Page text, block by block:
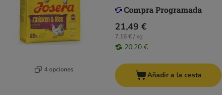
4 opciones
21,49 €
7,16 € / kg
20,20 €
Añadir a la cesta